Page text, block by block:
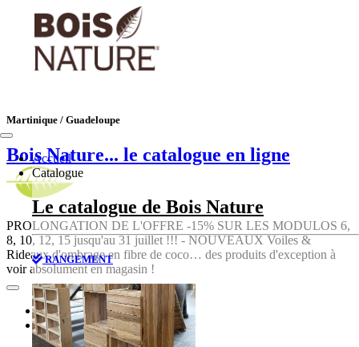
Martinique / Guadeloupe
Bois Nature... le catalogue en ligne
PROLONGATION DE L'OFFRE -15% SUR LES MODULOS 6,
8, 10, 12, 15 jusqu'au 31 juillet !!! - NOUVEAUX Voiles &
Rideaux d'ombrage en fibre de coco… des produits d'exception à
voir absolument en magasin !
Accueil
Catalogue
Le catalogue de Bois Nature
RANGEMENT
Accueil
Catalogue